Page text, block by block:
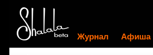
Журнал Афиша